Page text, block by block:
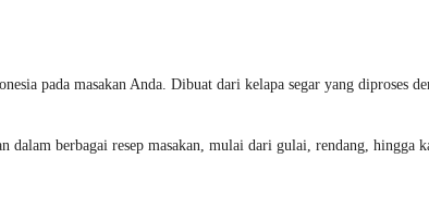
pada masakan Anda. Dibuat dari kelapa segar yang diproses
berbagai resep masakan, mulai dari gulai, rendang,